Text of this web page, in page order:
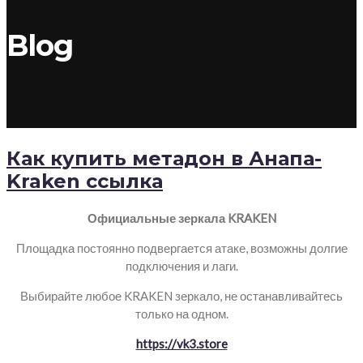
Blog
Как купить метадон в Анапа-
Kraken ссылка
Официальные зеркала KRAKEN
Площадка постоянно подвергается атаке, возможны долгие
подключения и лаги.
Выбирайте любое KRAKEN зеркало, не останавливайтесь
только на одном.
https://vk3.store